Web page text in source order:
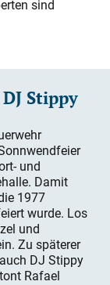
sind
Stippy
und
Damit
1977
wurde. Los
und
Zu späterer
DJ Stippy
Rafael